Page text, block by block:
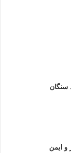
سنگان
و ایمن